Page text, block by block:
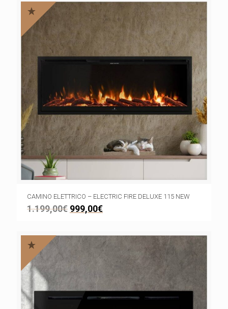
CAMINO ELETTRICO – ELECTRIC FIRE DELUXE 115 NEW
1.199,00€ 999,00€